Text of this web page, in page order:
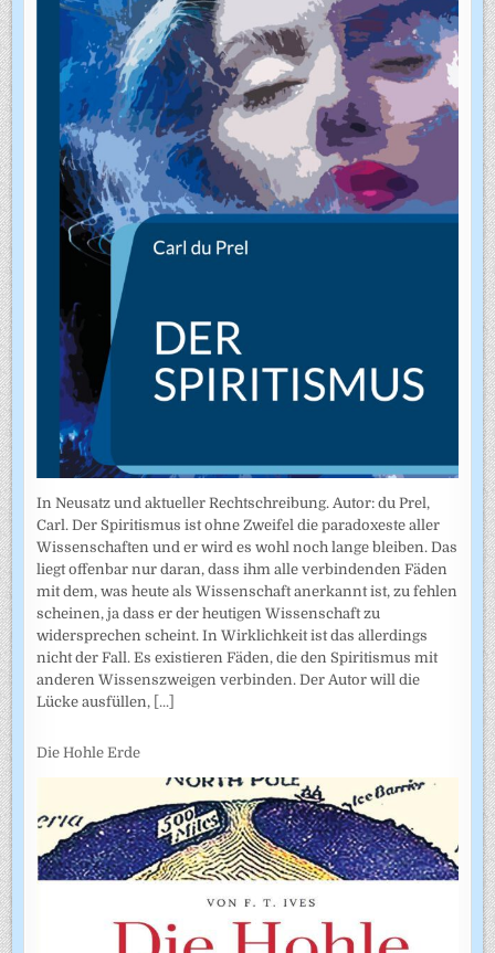
In Neusatz und aktueller Rechtschreibung. Autor: du Prel,
Carl. Der Spiritismus ist ohne Zweifel die paradoxeste aller
Wissenschaften und er wird es wohl noch lange bleiben. Das
liegt offenbar nur daran, dass ihm alle verbindenden Fäden
mit dem, was heute als Wissenschaft anerkannt ist, zu fehlen
scheinen, ja dass er der heutigen Wissenschaft zu
widersprechen scheint. In Wirklichkeit ist das allerdings
nicht der Fall. Es existieren Fäden, die den Spiritismus mit
anderen Wissenszweigen verbinden. Der Autor will die
Lücke ausfüllen, [...]
Die Hohle Erde